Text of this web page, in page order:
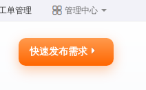
单管理 管理中心
快速发布需求